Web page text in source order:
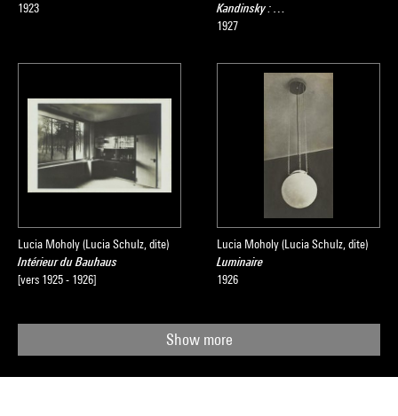
1923
Kandinsky : …
1927
Lucia Moholy (Lucia Schulz, dite)
Intérieur du Bauhaus
[vers 1925 - 1926]
Lucia Moholy (Lucia Schulz, dite)
Luminaire
1926
Show more